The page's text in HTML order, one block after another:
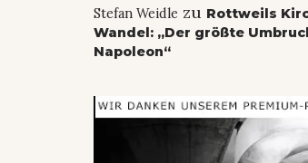
Stefan Weidle zu Rottweils
Wandel: „Der größte
Napoleon“